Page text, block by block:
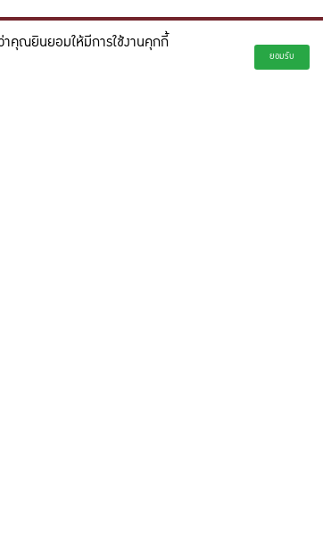
กายความคิดสร้างสรรค์เพื่ออนาคต"
innovative future.
าคุณยินยอมให้มีการใช้งานคุกกี้
ยอมรับ